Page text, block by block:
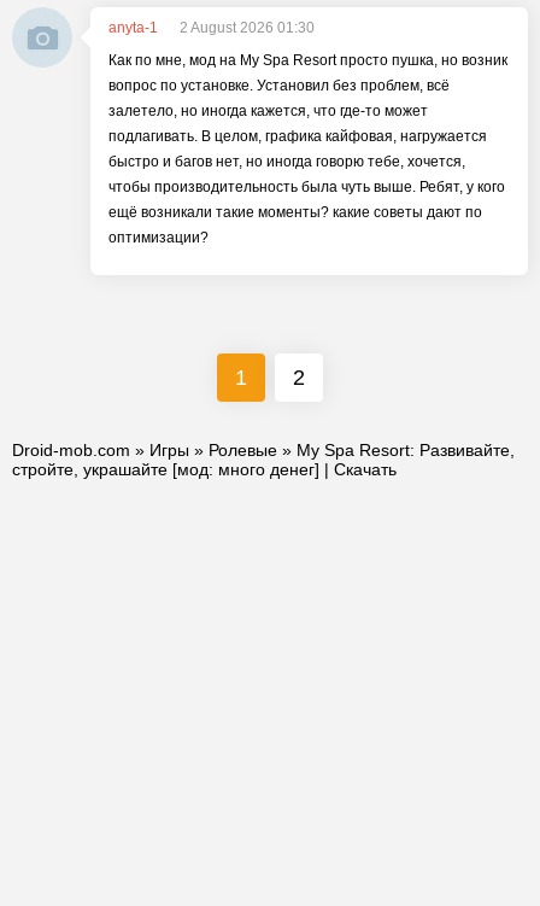
anyta-1
2 August 2026 01:30
Как по мне, мод на My Spa Resort просто пушка, но возник
вопрос по установке. Установил без проблем, всё
залетело, но иногда кажется, что где-то может
подлагивать. В целом, графика кайфовая, нагружается
быстро и багов нет, но иногда говорю тебе, хочется,
чтобы производительность была чуть выше. Ребят, у кого
ещё возникали такие моменты? какие советы дают по
оптимизации?
1 2
Droid-mob.com » Игры » Ролевые » My Spa Resort: Развивайте,
стройте, украшайте [мод: много денег] | Скачать